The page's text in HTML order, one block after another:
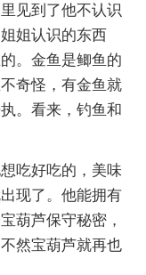
见到了他不认识
姐认识的东西
。金鱼是鲫鱼的
奇怪，有金鱼就
。看来，钓鱼和
吃好吃的，美味
现了。他能拥有
葫芦保守秘密，
然宝葫芦就再也